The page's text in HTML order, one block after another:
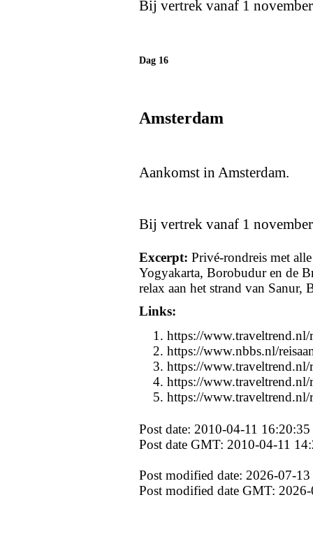
Bij vertrek vanaf 1
Dag 16
Amsterdam
Aankomst in Amsterdam.
Bij vertrek vanaf 1
Excerpt: Privé-rondreis met
Yogyakarta, Borobudur en de
relax aan het strand van Sanur,
Links:
https://www.traveltrend.nl/
https://www.nbbs.nl/
https://www.traveltrend.nl/
https://www.traveltrend.nl/
https://www.traveltrend.nl/
Post date: 2010-04-11 16:20:35
Post date GMT: 2010-04-11
Post modified date: 2026-07-
Post modified date GMT: